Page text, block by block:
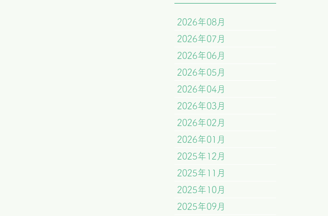
2026年08月
2026年07月
2026年06月
2026年05月
2026年04月
2026年03月
2026年02月
2026年01月
2025年12月
2025年11月
2025年10月
2025年09月